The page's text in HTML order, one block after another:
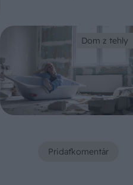
Dom z tehly
Pridaťkomentár